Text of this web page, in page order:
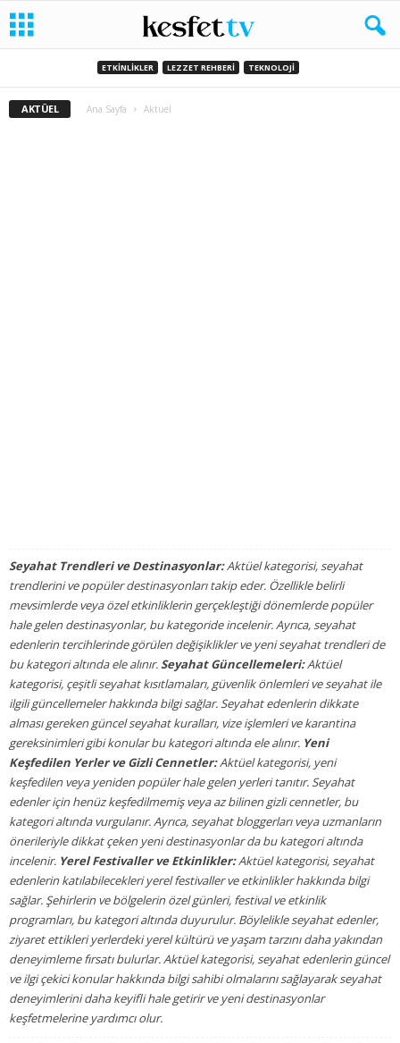
ETKINLIKLER LEZZET REHBERI TEKNOLOJI
AKTÜEL Ana Sayfa Aktüel
Seyahat Trendleri ve Destinasyonlar:Aktüel kategorisi, seyahat
trendlerini ve popüler destinasyonları takip eder. Özellikle belirli
mevsimlerde veya özel etkinliklerin gerçekleştiği dönemlerde popüler
hale gelen destinasyonlar, bu kategoride incelenir. Ayrıca, seyahat
edenlerin tercihlerinde görülen değişiklikler ve yeni seyahat trendleri de
bu kategori altında ele alınır.Seyahat Güncellemeleri:Aktüel
kategorisi, çeşitli seyahat kısıtlamaları, güvenlik önlemleri ve seyahat ile
ilgili güncellemeler hakkında bilgi sağlar. Seyahat edenlerin dikkate
alması gereken güncel seyahat kuralları, vize işlemleri ve karantina
gereksinimleri gibi konular bu kategori altında ele alınır. Yeni
Keşfedilen Yerler ve Gizli Cennetler:Aktüel kategorisi, yeni
keşfedilen veya yeniden popüler hale gelen yerleri tanıtır. Seyahat
edenler için henüz keşfedilmemiş veya az bilinen gizli cennetler, bu
kategori altında vurgulanır. Ayrıca, seyahat bloggerları veya uzmanların
önerileriyle dikkat çeken yeni destinasyonlar da bu kategori altında
incelenir. Yerel Festivaller ve Etkinlikler:Aktüel kategorisi, seyahat
edenlerin katılabilecekleri yerel festivaller ve etkinlikler hakkında bilgi
sağlar. Şehirlerin ve bölgelerin özel günleri, festival ve etkinlik
programları, bu kategori altında duyurulur. Böylelikle seyahat edenler,
ziyaret ettikleri yerlerdeki yerel kültürü ve yaşam tarzını daha yakından
deneyimleme fırsatı bulurlar. Aktüel kategorisi, seyahat edenlerin güncel
ve ilgi çekici konular hakkında bilgi sahibi olmalarını sağlayarak seyahat
deneyimlerini daha keyifli hale getirir ve yeni destinasyonlar
keşfetmelerine yardımcı olur.